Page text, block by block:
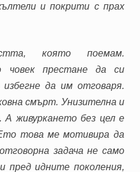
и покрити с прах
която поемам.
престане да си
да им отговаря.
смърт. Унизителна и
А живуркането без цел е
това ме мотивира да
задача не само
пред идните поколения,